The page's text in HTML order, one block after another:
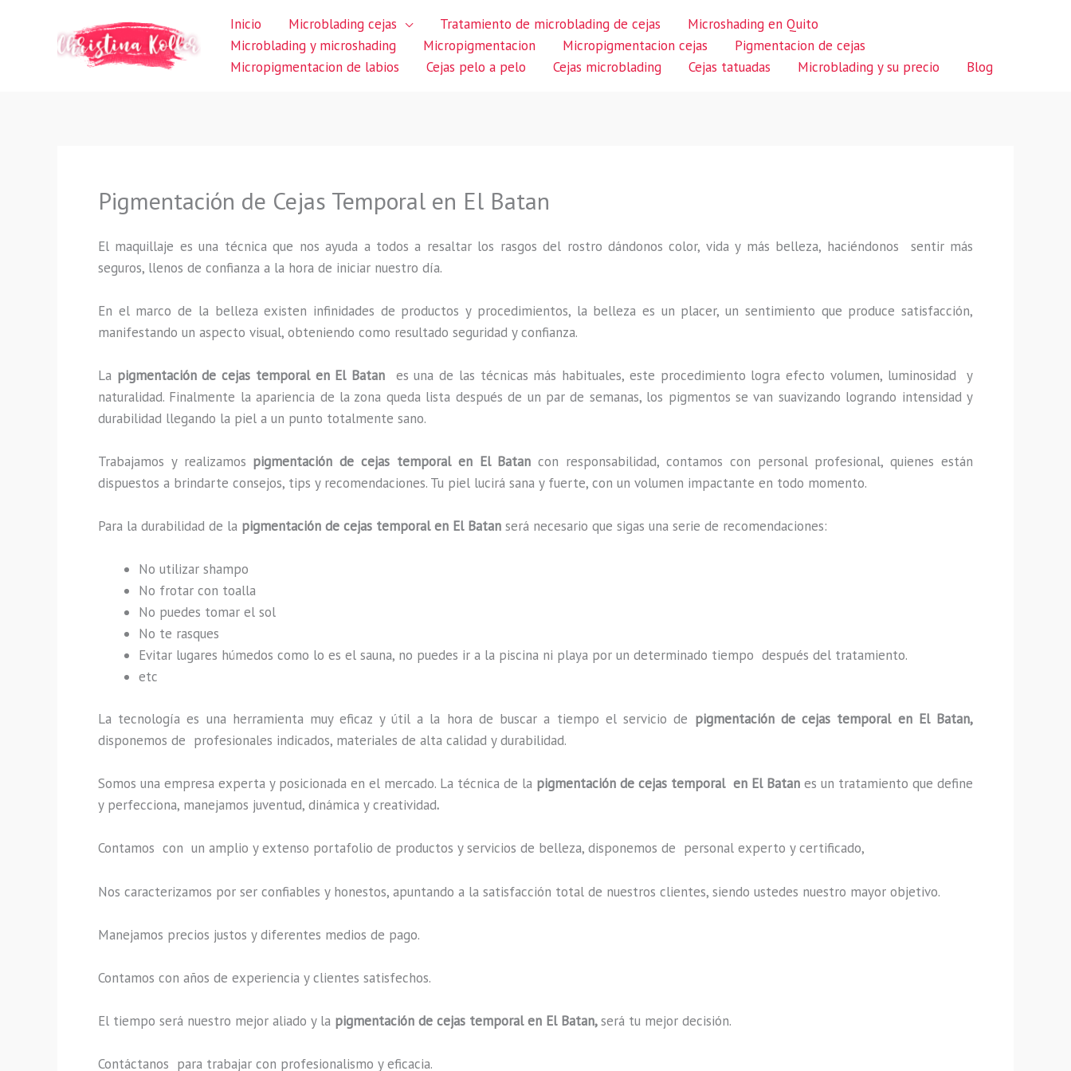
Inicio Microblading cejas Tratamiento de microblading de cejas
Microshading en Quito
Microblading y microshading
Micropigmentacion Micropigmentacion cejas
Pigmentacion de cejas
Micropigmentacion de labios
Cejas pelo a pelo Cejas microblading Cejas tatuadas Microblading y su precio Blog
Pigmentación de Cejas Temporal en El Batan
El maquillaje es una técnica que nos ayuda a todos a resaltar los rasgos del rostro dándonos color, vida y más belleza, haciéndonos sentir más
seguros, llenos de confianza a la hora de iniciar nuestro día.
En el marco de la belleza existen infinidades de productos y procedimientos, la belleza es un placer, un sentimiento que produce satisfacción,
manifestando un aspecto visual, obteniendo como resultado seguridad y confianza.
La pigmentación de cejas temporal en El Batan es una de las técnicas más habituales, este procedimiento logra efecto volumen, luminosidad y
naturalidad. Finalmente la apariencia de la zona queda lista después de un par de semanas, los pigmentos se van suavizando logrando intensidad y
durabilidad llegando la piel a un punto totalmente sano.
Trabajamos y realizamos pigmentación de cejas temporal en El Batancon responsabilidad, contamos con personal profesional, quienes están
dispuestos a brindarte consejos, tips y recomendaciones. Tu piel lucirá sana y fuerte, con un volumen impactante en todo momento.
Para la durabilidad de la pigmentación de cejas temporal en El Batan será necesario que sigas una serie de recomendaciones:
No utilizar shampo
No frotar con toalla
No puedes tomar el sol
No te rasques
Evitar lugares húmedos como lo es el sauna, no puedes ir a la piscina ni playa por un determinado tiempo después del tratamiento.
etc
La tecnología es una herramienta muy eficaz y útil a la hora de buscar a tiempo el servicio de pigmentación de cejas temporalen El Batan,
disponemos de profesionales indicados, materiales de alta calidad y durabilidad.
Somos una empresa experta y posicionada en el mercado. La técnica de la pigmentación de cejas temporal en El Batan es un tratamiento que define
y perfecciona, manejamos juventud, dinámica y creatividad.
Contamos con un amplio y extenso portafolio de productos y servicios de belleza, disponemos de personal experto y certificado,
Nos caracterizamos por ser confiables y honestos, apuntando a la satisfacción total de nuestros clientes, siendo ustedes nuestro mayor objetivo.
Manejamos precios justos y diferentes medios de pago.
Contamos con años de experiencia y clientes satisfechos.
El tiempo será nuestro mejor aliado y la pigmentación de cejas temporalen El Batan,será tu mejor decisión.
Contáctanos para trabajar con profesionalismo y eficacia.